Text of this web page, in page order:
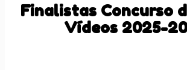
Finalistas Concurso
Vídeos 2025-